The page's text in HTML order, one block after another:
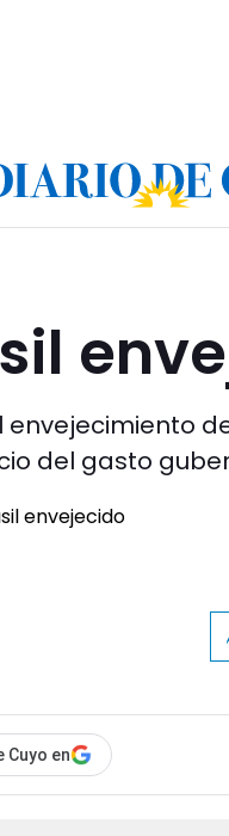
envejecimiento
del gasto
Cuyo en